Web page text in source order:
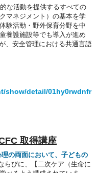
な活動を提供するすべての
マネジメント）の基本を学
験活動・野外保育分野を中
養護施設等でも導入が進め
、安全管理における共通言語
show/detail/01hy0rwdnfr
取得講座
の両面において、子どもの
らびに、【二次ケア（生命に